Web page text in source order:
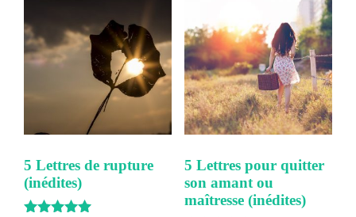
5 Lettres de rupture
(inédites)
5 Lettres pour quitter
son amant ou
maîtresse (inédites)